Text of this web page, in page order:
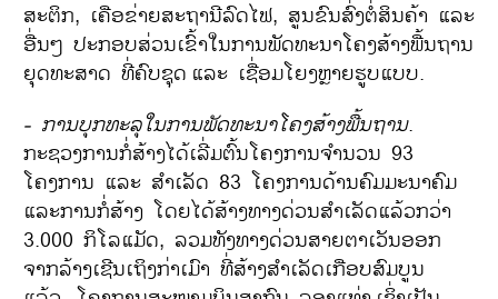
ສະຕິກ, ເຄືອຂ່າຍສະຖານີລົດໄຟ, ສູນຂົນສົ່ງຕໍ່ສິນຄ້າ ແລະ
ອື່ນໆ ປະກອບສ່ວນເຂົ້າໃນການພັດທະນາໂຄງສ້າງພື້ນຖານ
ຍຸດທະສາດ ທີ່ຄົບຊຸດ ແລະ ເຊື່ອມໂຍງຫຼາຍຮູບແບບ.
- ການບຸກທະລຸໃນການພັດທະນາໂຄງສ້າງພື້ນຖານ.
ກະຊວງການກໍ່ສ້າງໄດ້ເລີ່ມຕົ້ນໂຄງການຈຳນວນ 93
ໂຄງການ ແລະ ສຳເລັດ 83 ໂຄງການດ້ານຄົມມະນາຄົມ
ແລະການກໍ່ສ້າງ ໂດຍໄດ້ສ້າງທາງດ່ວນສຳເລັດແລ້ວກວ່າ
3.000 ກິໂລແມັດ, ລວມທັງທາງດ່ວນສາຍຕາເວັນອອກ
ຈາກລ້າງເຊີນເຖິງກ່າເມົາ ທີ່ສ້າງສຳເລັດເກືອບສົມບູນ